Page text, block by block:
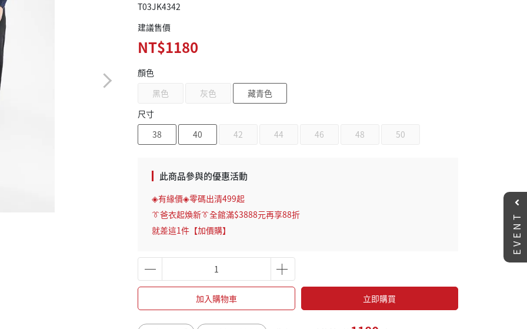
T03JK4342
建議售價
NT$1180
顏色
黑色
灰色
藏青色
尺寸
38
40 42 44 46 48 50
此商品參與的優惠活動
◈有緣價◈零碼出清499起
👔爸衣起煥新👔全館滿$3888元再享88折
就差這1件【加價購】
加入購物車 立即購買
EVENT